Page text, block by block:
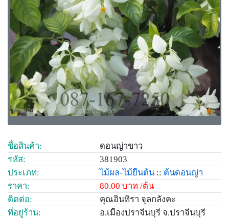
ชื่อสินค้า:
ดอนญ่าขาว
รหัส:
381903
ประเภท:
ไม้ผล-ไม้ยืนต้น :: ต้นดอนญ่า
ราคา:
80.00 บาท /ต้น
ติดต่อ:
คุณอินทิรา จุลกลังคะ
ที่อยู่ร้าน:
อ.เมืองปราจีนบุรี จ.ปราจีนบุรี